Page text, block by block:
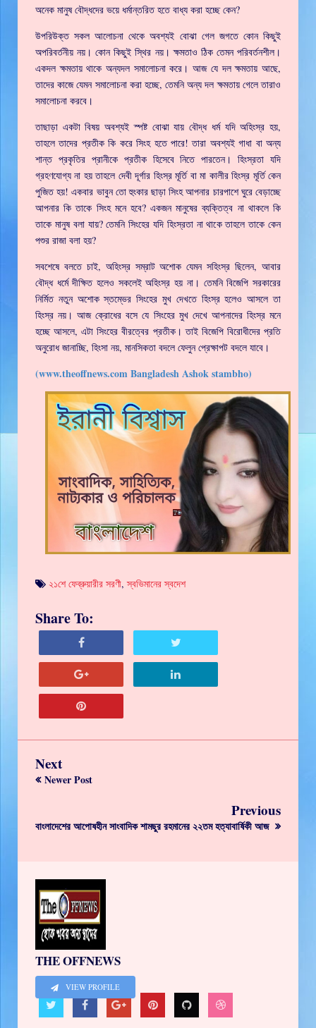
অনেক মানুষ বৌদ্ধদের ভয়ে ধর্মান্তরিত হতে বাধ্য করা হচ্ছে কেন?
উপরিউক্ত সকল আলোচনা থেকে অবশ্যই বোঝা গেল জগতে কোন কিছুই
অপরিবর্তনীয় নয়। কোন কিছুই স্থির নয়। ক্ষমতাও ঠিক তেমন পরিবর্তনশীল।
একদল ক্ষমতায় থাকে অন্যদল সমালোচনা করে। আজ যে দল ক্ষমতায় আছে,
তাদের কাজে যেমন সমালোচনা করা হচ্ছে, তেমনি অন্য দল ক্ষমতায় গেলে তারাও
সমালোচনা করবে।
তাছাড়া একটা বিষয় অবশ্যই স্পষ্ট বোঝা যায় বৌদ্ধ ধর্ম যদি অহিংস্র হয়,
তাহলে তাদের প্রতীক কি করে সিংহ হতে পারে! তারা অবশ্যই গাধা বা অন্য
শান্ত প্রকৃতির প্রানীকে প্রতীক হিসেবে নিতে পারতেন। হিংস্রতা যদি
গ্রহণযোগ্য না হয় তাহলে দেবী দূর্গার হিংস্র মূর্তি বা মা কালীর হিংস্র মূর্তি কেন
পুজিত হয়! একবার ভাবুন তো হুংকার ছাড়া সিংহ আপনার চারপাশে ঘুরে বেড়াচ্ছে
আপনার কি তাকে সিংহ মনে হবে? একজন মানুষের ব্যক্তিত্ব না থাকলে কি
তাকে মানুষ বলা যায়? তেমনি সিংহের যদি হিংস্রতা না থাকে তাহলে তাকে কেন
পশুর রাজা বলা হয়?
সবশেষে বলতে চাই, অহিংস্র সম্রাট অশোক যেমন সহিংস্র ছিলেন, আবার
বৌদ্ধ ধর্মে দীক্ষিত হলেও সকলেই অহিংস্র হয় না। তেমনি বিজেপি সরকারের
নির্মিত নতুন অশোক স্তম্ভের সিংহের মুখ দেখতে হিংস্র হলেও আসলে তা
হিংস্র নয়। আজ ক্রোধের বসে যে সিংহের মুখ দেখে আপনাদের হিংস্র মনে
হচ্ছে আসলে, এটা সিংহের বীরত্বের প্রতীক। তাই বিজেপি বিরোধীদের প্রতি
অনুরোধ জানাচ্ছি, হিংসা নয়, মানসিকতা বদলে ফেলুন প্রেক্ষাপট বদলে যাবে।
(www.theoffnews.com Bangladesh Ashok stambho)
২১শে ফেব্রুয়ারীর সরণী, স্বভিমানের স্বদেশ
Share To:
Next
Newer Post
Previous
বাংলাদেশের আপোষহীন সাংবাদিক শামছুর রহমানের ২২তম হত্যাবার্ষিকী আজ
THE OFFNEWS
VIEW PROFILE